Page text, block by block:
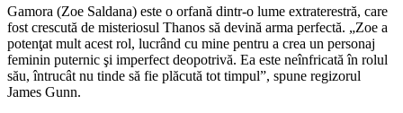
Gamora (Zoe Saldana) este o orfană dintr-o lume extraterestră, care
fost crescută de misteriosul Thanos să devină arma perfectă. „Zoe a
potenţat mult acest rol, lucrând cu mine pentru a crea un personaj
feminin puternic şi imperfect deopotrivă. Ea este neînfricată în rolul
său, întrucât nu tinde să fie plăcută tot timpul”, spune regizorul
James Gunn.